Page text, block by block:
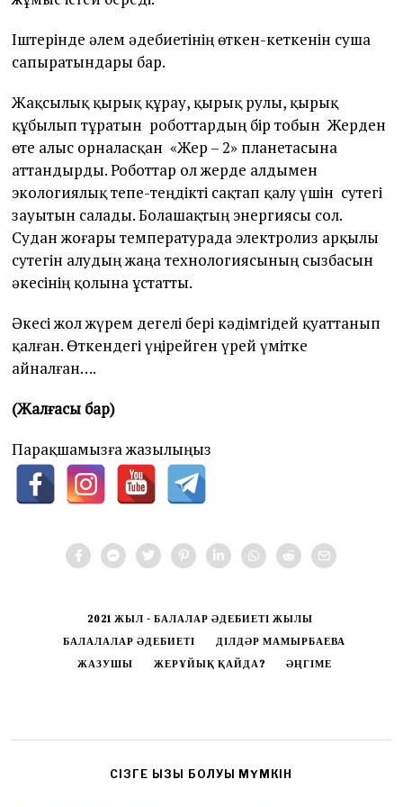
Іштерінде әлем әдебиетінің өткен-кеткенін суша
сапыратындары бар.
Жақсылық қырық құрау, қырық рулы, қырық
құбылып тұратын роботтардың бір тобын Жерден
өте алыс орналасқан «Жер – 2» планетасына
аттандырды. Роботтар ол жерде алдымен
экологиялық тепе-теңдікті сақтап қалу үшін сутегі
зауытын салады. Болашақтың энергиясы сол.
Судан жоғары температурада электролиз арқылы
сутегін алудың жаңа технологиясының сызбасын
әкесінің қолына ұстатты.
Әкесі жол жүрем дегелі бері кәдімгідей қуаттанып
қалған. Өткендегі үңірейген үрей үмітке
айналған….
(Жалғасы бар)
Парақшамызға жазылыңыз
2021 ЖЫЛ - БАЛАЛАР ӘДЕБИЕТІ ЖЫЛЫ
БАЛАЛАЛАР ӘДЕБИЕТІ
ДІЛДӘР МАМЫРБАЕВА
ЖАЗУШЫ
ЖЕРҰЙЫҚ ҚАЙДА? ӘҢГІМЕ
CІЗГЕ ҚЫЗЫҚ БОЛУЫ МҮМКІН